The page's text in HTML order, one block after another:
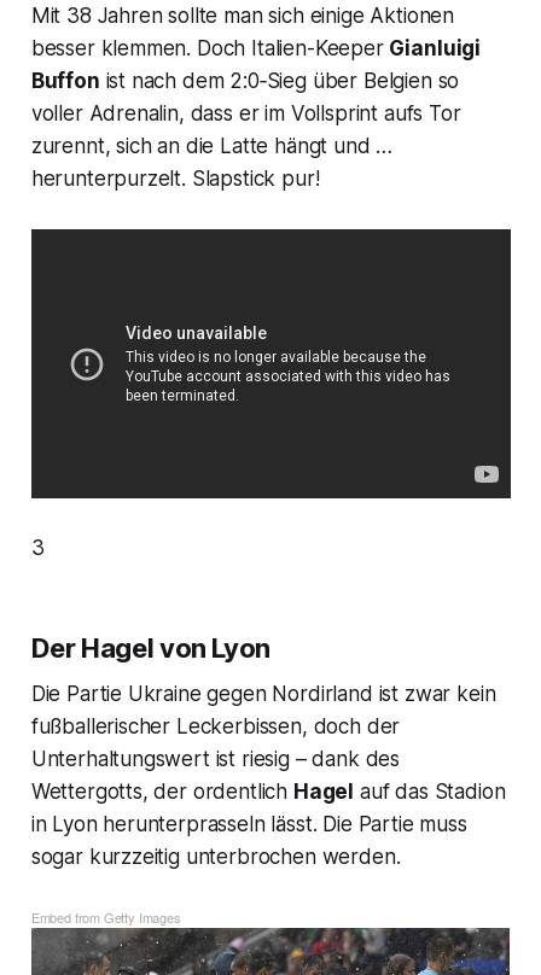
Mit 38 Jahren sollte man sich einige Aktionen
besser klemmen. Doch Italien-KeeperGianluigi
Buffon ist nach dem 2:0‑Sieg über Belgien so
voller Adrenalin, dass er im Vollsprint aufs Tor
zurennt, sich an die Latte hängt und …
herunterpurzelt. Slapstick pur!
3
Der Hagel von Lyon
Die Partie Ukraine gegen Nordirland ist zwar kein
fußballerischer Leckerbissen, doch der
Unterhaltungswert ist riesig – dank des
Wettergotts, der ordentlich Hagel auf das Stadion
in Lyon herunterprasseln lässt. Die Partie muss
sogar kurzzeitig unterbrochen werden.
Embed from Getty Images